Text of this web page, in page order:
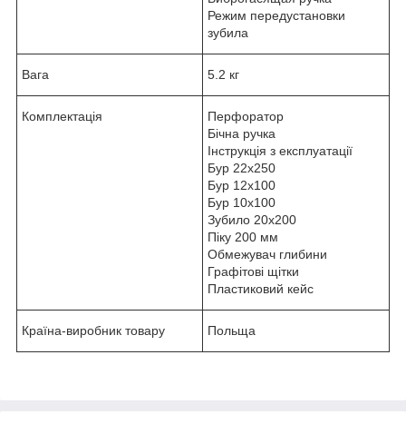
Режим передустановки
зубила
Вага 5.2 кг
Комплектація
Перфоратор
Бічна ручка
Інструкція з експлуатації
Бур 22х250
Бур 12х100
Бур 10х100
Зубило 20х200
Піку 200 мм
Обмежувач глибини
Графітові щітки
Пластиковий кейс
Країна-виробник товару Польща